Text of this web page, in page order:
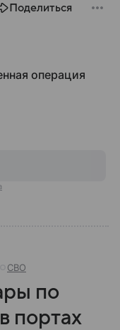
Поделиться
операция
СВО
по
портах